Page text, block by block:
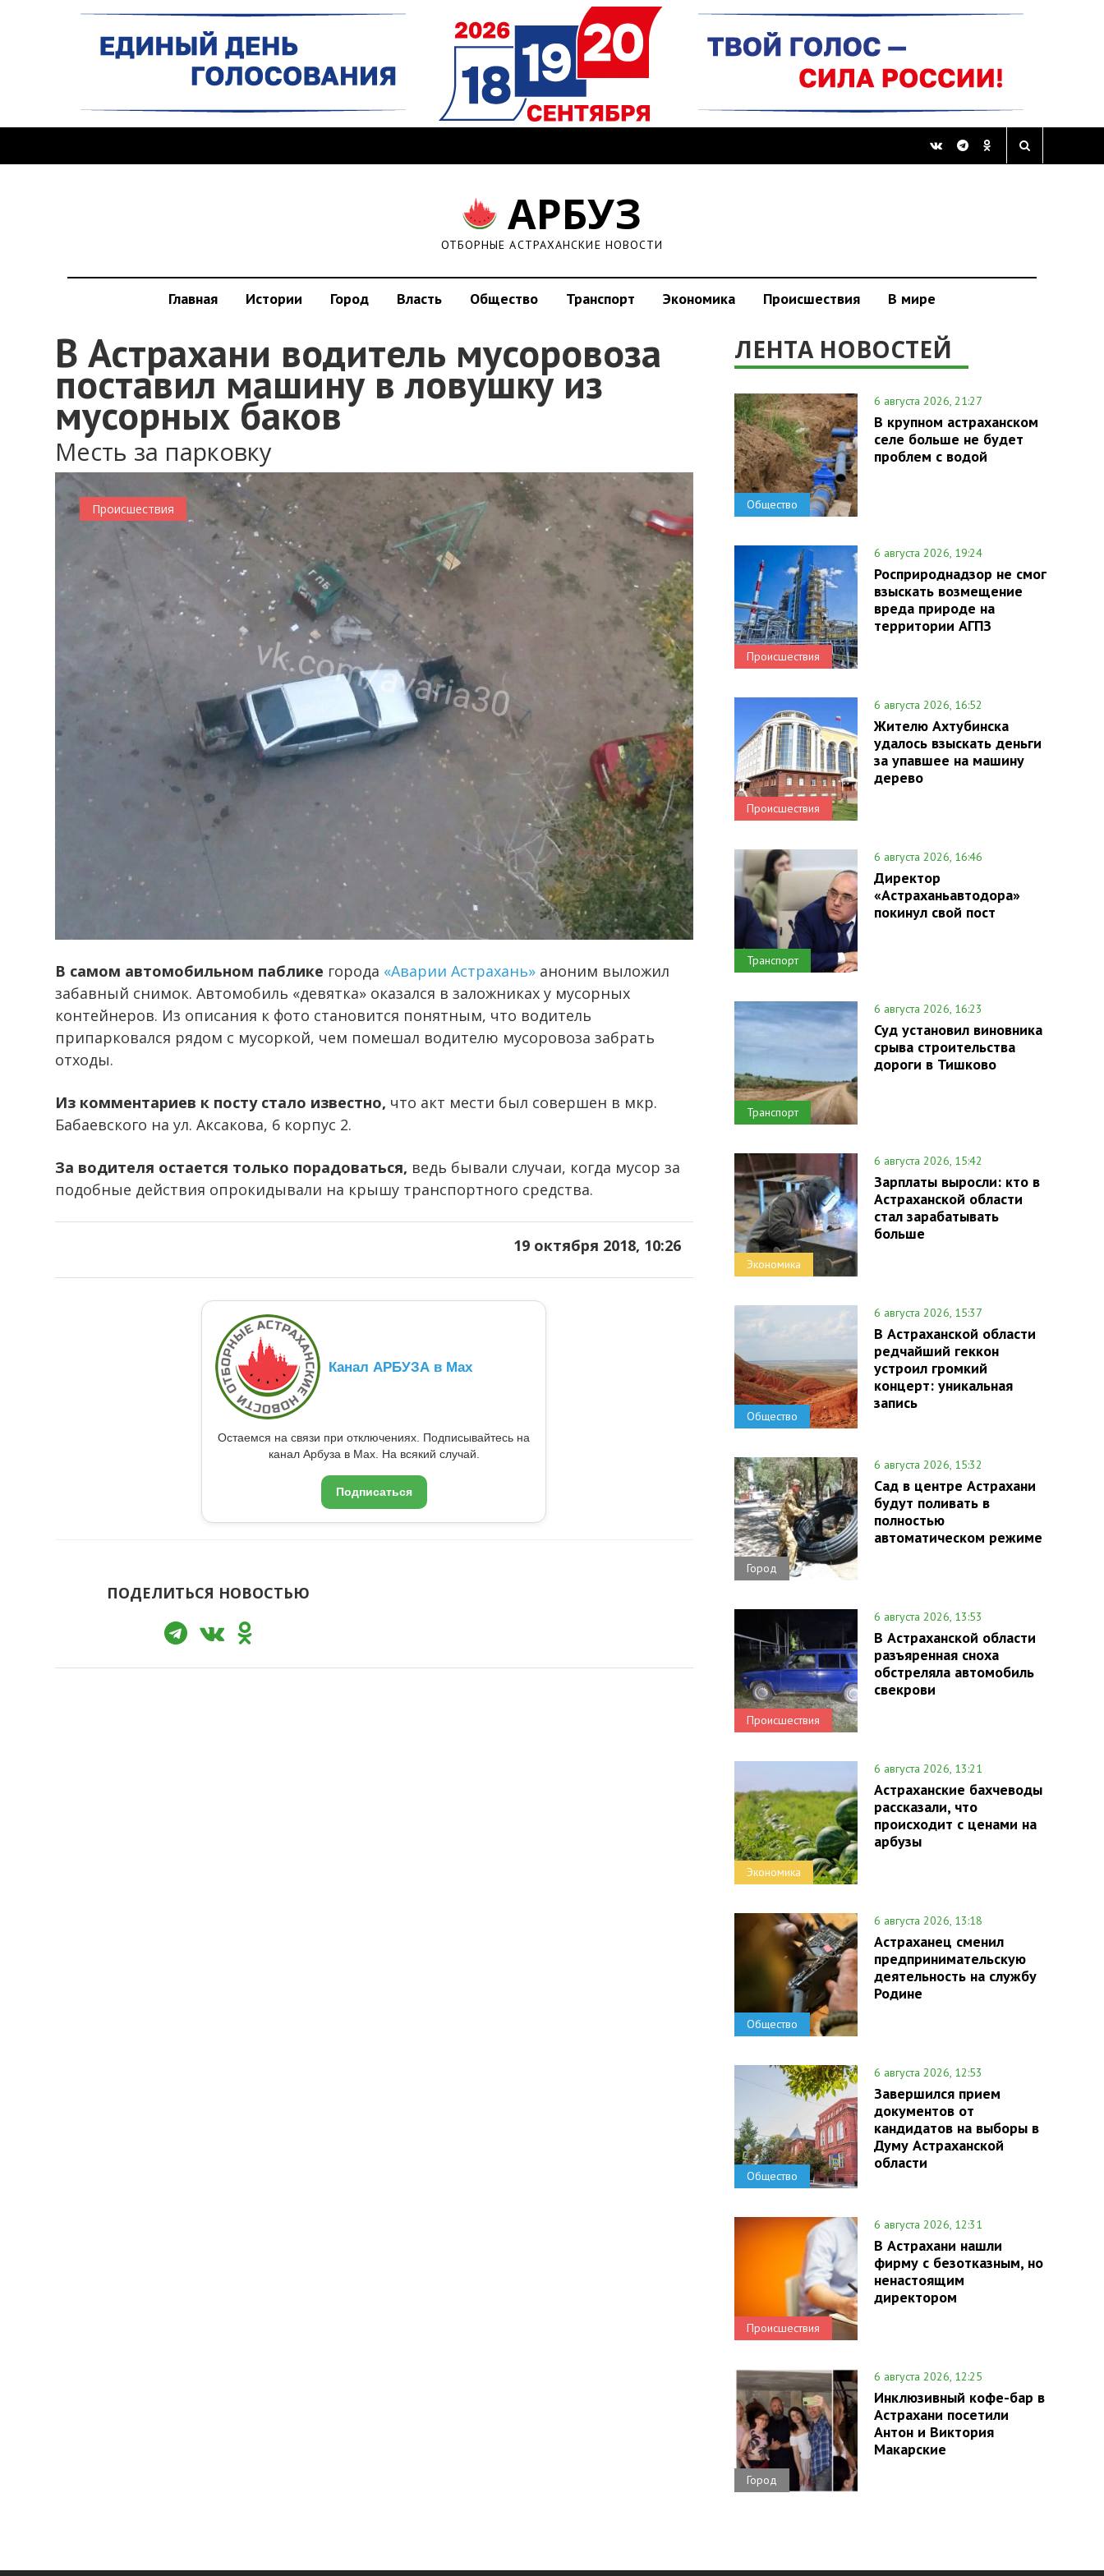
АРБУЗ
ОТБОРНЫЕ АСТРАХАНСКИЕ НОВОСТИ
Главная Истории Город Власть Общество Транспорт Экономика Происшествия В мире
В Астрахани водитель мусоровоза
поставил машину в ловушку из
мусорных баков
Месть за парковку
Происшествия
В самом автомобильном паблике города «Аварии Астрахань» аноним выложил
забавный снимок. Автомобиль «девятка» оказался в заложниках у мусорных
контейнеров. Из описания к фото становится понятным, что водитель
припарковался рядом с мусоркой, чем помешал водителю мусоровоза забрать
отходы.
Из комментариев к посту стало известно, что акт мести был совершен в мкр.
Бабаевского на ул. Аксакова, 6 корпус 2.
За водителя остается только порадоваться, ведь бывали случаи, когда мусор за
подобные действия опрокидывали на крышу транспортного средства.
19 октября 2018, 10:26
Канал АРБУЗА в Max
Остаемся на связи при отключениях. Подписывайтесь на
канал Арбуза в Max. На всякий случай.
Подписаться
ПОДЕЛИТЬСЯ НОВОСТЬЮ
ЛЕНТА НОВОСТЕЙ
Общество
6 августа 2026, 21:27
В крупном астраханском
селе больше не будет
проблем с водой
Происшествия
6 августа 2026, 19:24
Росприроднадзор не смог
взыскать возмещение
вреда природе на
территории АГПЗ
Происшествия
6 августа 2026, 16:52
Жителю Ахтубинска
удалось взыскать деньги
за упавшее на машину
дерево
Транспорт
6 августа 2026, 16:46
Директор
«Астраханьавтодора»
покинул свой пост
Транспорт
6 августа 2026, 16:23
Суд установил виновника
срыва строительства
дороги в Тишково
Экономика
6 августа 2026, 15:42
Зарплаты выросли: кто в
Астраханской области
стал зарабатывать
больше
Общество
6 августа 2026, 15:37
В Астраханской области
редчайший геккон
устроил громкий
концерт: уникальная
запись
Город
6 августа 2026, 15:32
Сад в центре Астрахани
будут поливать в
полностью
автоматическом режиме
Происшествия
6 августа 2026, 13:53
В Астраханской области
разъяренная сноха
обстреляла автомобиль
свекрови
Экономика
6 августа 2026, 13:21
Астраханские бахчеводы
рассказали, что
происходит с ценами на
арбузы
Общество
6 августа 2026, 13:18
Астраханец сменил
предпринимательскую
деятельность на службу
Родине
Общество
6 августа 2026, 12:53
Завершился прием
документов от
кандидатов на выборы в
Думу Астраханской
области
Происшествия
6 августа 2026, 12:31
В Астрахани нашли
фирму с безотказным, но
ненастоящим
директором
Город
6 августа 2026, 12:25
Инклюзивный кофе-бар в
Астрахани посетили
Антон и Виктория
Макарские